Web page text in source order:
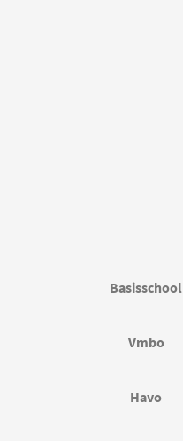
Basisschool
Vmbo
Havo